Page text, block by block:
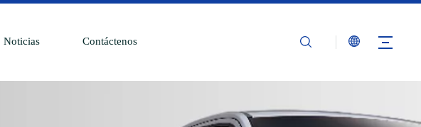
Noticias Contáctenos